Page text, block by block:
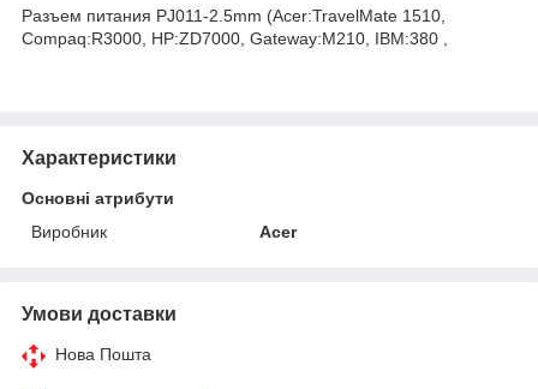
Разъем питания PJ011-2.5mm (Acer:TravelMate 1510,
Compaq:R3000, HP:ZD7000, Gateway:M210, IBM:380 ,
Характеристики
Основні атрибути
Виробник
Acer
Умови доставки
Нова Пошта